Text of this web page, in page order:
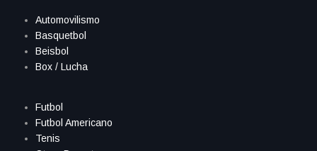
Automovilismo
Basquetbol
Beisbol
Box / Lucha
Futbol
Futbol Americano
Tenis